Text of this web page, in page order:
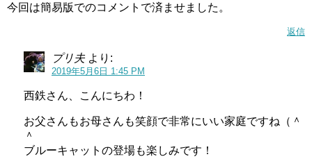
今回は簡易版でのコメントで済ませました。
返信
プリ夫 より:
2019年5月6日 1:45 PM
西鉄さん、こんにちわ！
お父さんもお母さんも笑顔で非常にいい家庭ですね（＾
＾
ブルーキャットの登場も楽しみです！